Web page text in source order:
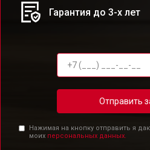
Гарантия до 3-х лет
Отправить
Нажимая на кнопку отправить я
моих персональных данных.